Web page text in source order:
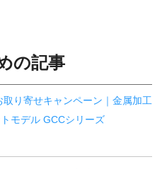
の記事
取り寄せキャンペーン｜金属加工
モデル GCCシリーズ